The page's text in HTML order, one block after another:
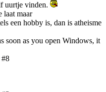
uurtje vinden.
laat maar
een hobby is, dan is atheisme
soon as you open Windows, it
#8